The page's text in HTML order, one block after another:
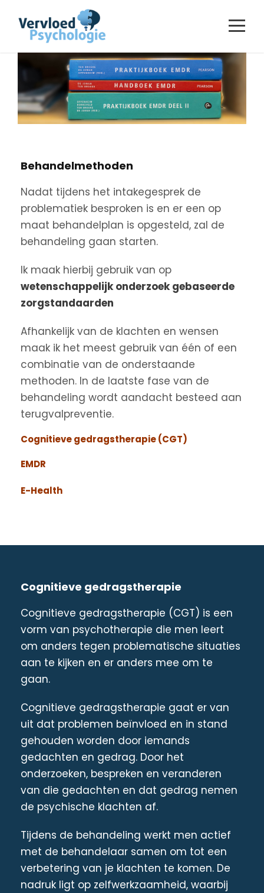
Behandelmethoden
Nadat tijdens het intakegesprek de
problematiek besproken is en er een op
maat behandelplan is opgesteld, zal de
behandeling gaan starten.
Ik maak hierbij gebruik van op
wetenschappelijk onderzoek gebaseerde
zorgstandaarden
Afhankelijk van de klachten en wensen
maak ik het meest gebruik van één of een
combinatie van de onderstaande
methoden. In de laatste fase van de
behandeling wordt aandacht besteed aan
terugvalpreventie.
Cognitieve gedragstherapie (CGT)
EMDR
E-Health
Cognitieve gedragstherapie
Cognitieve gedragstherapie (CGT) is een
vorm van psychotherapie die men leert
om anders tegen problematische situaties
aan te kijken en er anders mee om te
gaan.
Cognitieve gedragstherapie gaat er van
uit dat problemen beïnvloed en in stand
gehouden worden door iemands
gedachten en gedrag. Door het
onderzoeken, bespreken en veranderen
van die gedachten en dat gedrag nemen
de psychische klachten af.
Tijdens de behandeling werkt men actief
met de behandelaar samen om tot een
verbetering van je klachten te komen. De
nadruk ligt op zelfwerkzaamheid, waarbij